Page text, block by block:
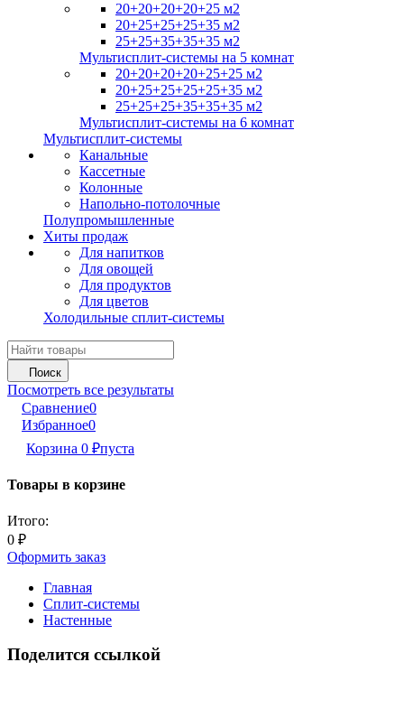
20+20+20+20+25 м2
20+25+25+25+35 м2
25+25+35+35+35 м2
Мультисплит-системы на 5 комнат
20+20+20+20+25+25 м2
20+25+25+25+25+35 м2
25+25+25+35+35+35 м2
Мультисплит-системы на 6 комнат
Мультисплит-системы
Канальные
Кассетные
Колонные
Напольно-потолочные
Полупромышленные
Хиты продаж
Для напитков
Для овощей
Для продуктов
Для цветов
Холодильные сплит-системы
Поиск
Посмотреть все результаты
Сравнение0
Избранное0
Корзина 0 ₽пуста
Товары в корзине
Итого:
0 ₽
Оформить заказ
Главная
Сплит-системы
Настенные
Поделится ссылкой